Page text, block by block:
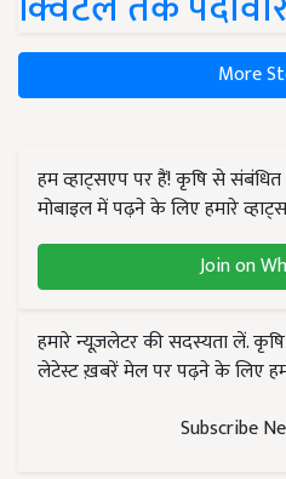
More
हम व्हाट्सएप पर हैं! कृषि से
मोबाइल में पढ़ने के लिए हमारे
Join on
हमारे न्यूज़लेटर की सदस्यता लें.
लेटेस्ट ख़बरें मेल पर पढ़ने के लिए
Subscribe